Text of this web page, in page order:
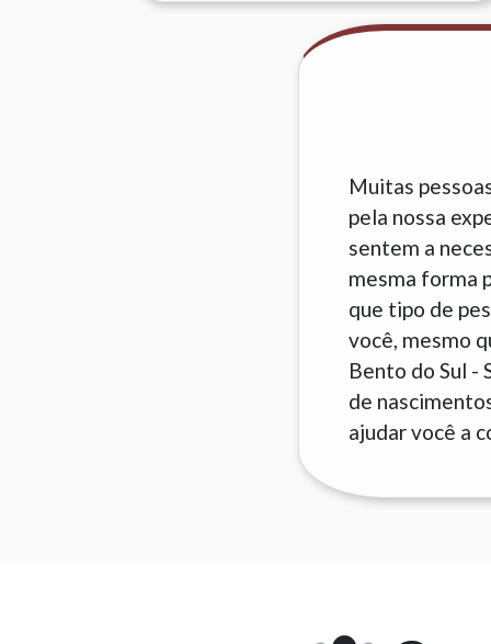
Muitas
pela nossa
sentem a
mesma forma
que tipo de
você, mesmo
Bento do Sul -
de
ajudar você a